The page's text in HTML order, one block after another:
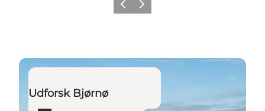
Forrige billede
Næste billede
Læs mere
Udforsk Bjørnø